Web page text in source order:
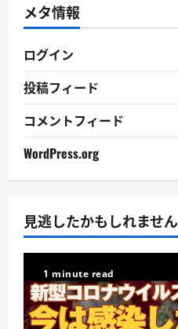
ブ
メタ情報
ログイン
投稿フィード
コメントフィード
WordPress.org
見逃したかもしれません
1 minute read